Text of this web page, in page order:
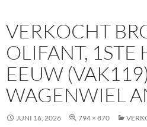
VERKOCHT
OLIFANT, 1STE
EEUW
WAGENWIEL
JUNI 16, 2026 794 × 870